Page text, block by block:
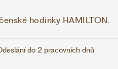
hodinky HAMILTON.
do 2 pracovních dnů